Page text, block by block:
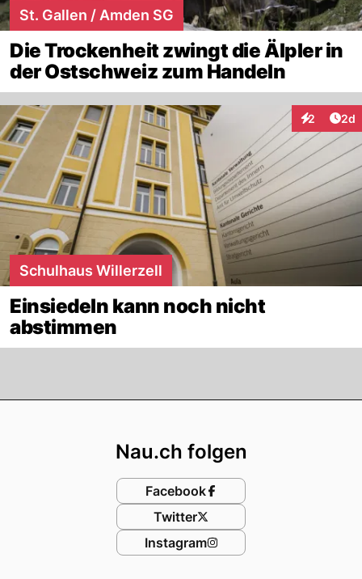
St. Gallen / Amden SG
Die Trockenheit zwingt die Älpler in
der Ostschweiz zum Handeln
2 2d
Schulhaus Willerzell
Einsiedeln kann noch nicht
abstimmen
Nau.ch folgen
Facebook
Twitter
Instagram